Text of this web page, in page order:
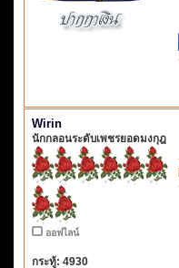
Wirin
นักกลอนระดับเพชรยอดมงกุฎ
ออฟไลน์
กระทู้: 4930